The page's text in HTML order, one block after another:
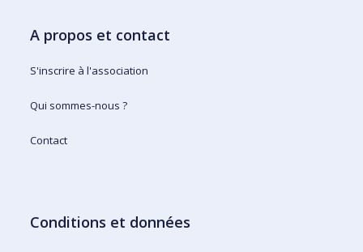
A propos et contact
S'inscrire à l'association
Qui sommes-nous ?
Contact
Conditions et données